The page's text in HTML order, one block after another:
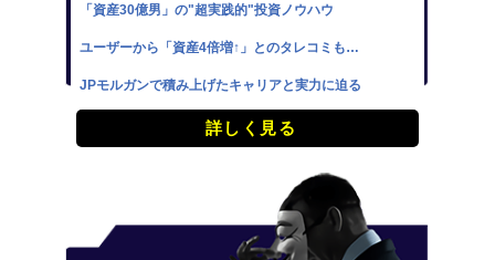
「資産30億男」の"超実践的"投資ノウハウ
ユーザーから「資産4倍増↑」とのタレコミも…
JPモルガンで積み上げたキャリアと実力に迫る
詳しく見る